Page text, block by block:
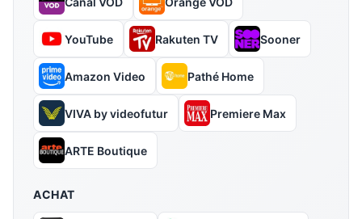
YouTube Rakuten TV Sooner
Amazon Video Pathé Home
VIVA by videofutur Premiere Max
ARTE Boutique
ACHAT